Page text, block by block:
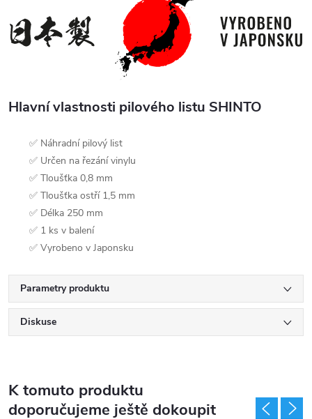
Hlavní vlastnosti pilového listu SHINTO
✅ Náhradní pilový list
✅ Určen na řezání vinylu
✅ Tloušťka 0,8 mm
✅ Tloušťka ostří 1,5 mm
✅ Délka 250 mm
✅ 1 ks v balení
✅ Vyrobeno v Japonsku
Parametry produktu
Diskuse
K tomuto produktu
doporučujeme ještě dokoupit